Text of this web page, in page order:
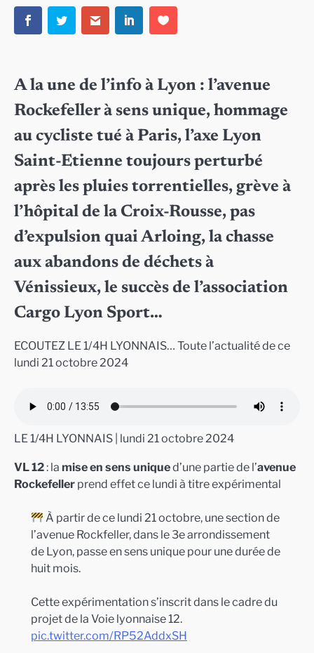
A la une de l’info à Lyon : l’avenue
Rockefeller à sens unique, hommage
au cycliste tué à Paris, l’axe Lyon
Saint-Etienne toujours perturbé
après les pluies torrentielles, grève à
l’hôpital de la Croix-Rousse, pas
d’expulsion quai Arloing, la chasse
aux abandons de déchets à
Vénissieux, le succès de l’association
Cargo Lyon Sport…
ECOUTEZ LE 1/4H LYONNAIS… Toute l’actualité de ce
lundi 21 octobre 2024
LE 1/4H LYONNAIS | lundi 21 octobre 2024
VL 12: la mise en sens uniqued’une partie de l’avenue
Rockefeller prend effet ce lundi à titre expérimental
À partir de ce lundi 21 octobre, une section de
l’avenue Rockfeller, dans le 3e arrondissement
de Lyon, passe en sens unique pour une durée de
huit mois.
Cette expérimentation s’inscrit dans le cadre du
projet de la Voie lyonnaise 12.
pic.twitter.com/RP52AddxSH